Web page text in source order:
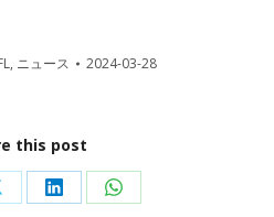
, ニュース 2024-03-28
this post
Share Share